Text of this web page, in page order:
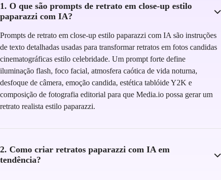
1. O que são prompts de retrato em close-up estilo
paparazzi com IA?
Prompts de retrato em close-up estilo paparazzi com IA são instruções
de texto detalhadas usadas para transformar retratos em fotos candidas
cinematográficas estilo celebridade. Um prompt forte define
iluminação flash, foco facial, atmosfera caótica de vida noturna,
desfoque de câmera, emoção candida, estética tablóide Y2K e
composição de fotografia editorial para que Media.io possa gerar um
retrato realista estilo paparazzi.
2. Como criar retratos paparazzi com IA em
tendência?